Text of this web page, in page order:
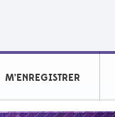
M’ENREGISTRER